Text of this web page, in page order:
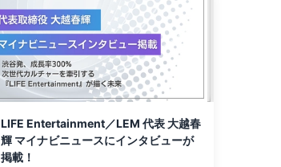
LIFE Entertainment／LEM 代表 大越春
輝 マイナビニュースにインタビューが
掲載！